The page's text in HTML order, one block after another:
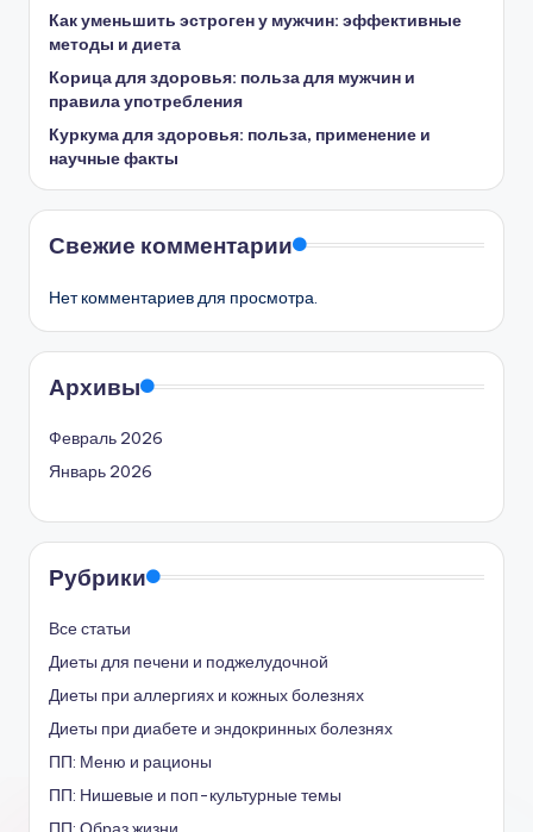
Как уменьшить эстроген у мужчин: эффективные
методы и диета
Корица для здоровья: польза для мужчин и
правила употребления
Куркума для здоровья: польза, применение и
научные факты
Свежие комментарии
Нет комментариев для просмотра.
Архивы
Февраль 2026
Январь 2026
Рубрики
Все статьи
Диеты для печени и поджелудочной
Диеты при аллергиях и кожных болезнях
Диеты при диабете и эндокринных болезнях
ПП: Меню и рационы
ПП: Нишевые и поп-культурные темы